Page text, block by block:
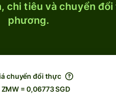
chi tiêu và chuyển
phương.
chuyển đổi thực
ZMW = 0,06773 SGD